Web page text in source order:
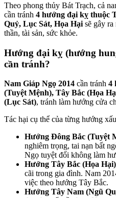
Theo phong thủy Bát Trạch, cả
cần tránh 4 hướng đại kỵ thuộc
Quỷ, Lục Sát, Họa Hại sẽ gây
thần, tài sản, sức khỏe.
Hướng đại kỵ (hướng
cần tránh?
Nam Giáp Ngọ 2014 cần tránh 4
(Tuyệt Mệnh), Tây Bắc (Họa
(Lục Sát), tránh làm hướng cửa
Tác hại cụ thể của từng hướng
Hướng Đông Bắc (Tuyệt
nghiêm trọng, tai nạn bất
Ngọ tuyệt đối không làm
Hướng Tây Bắc (Họa
cãi trong gia đình. Nam
việc theo hướng Tây Bắc.
Hướng Tây Nam (Ngũ